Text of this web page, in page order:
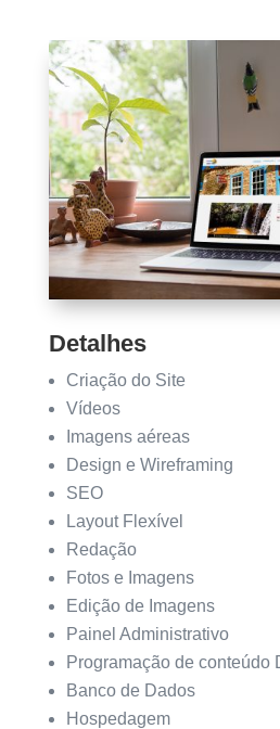
Detalhes
Criação do Site
Vídeos
Imagens aéreas
Design e Wireframing
SEO
Layout Flexível
Redação
Fotos e Imagens
Edição de Imagens
Painel Administrativo
Programação de conteúdo
Banco de Dados
Hospedagem